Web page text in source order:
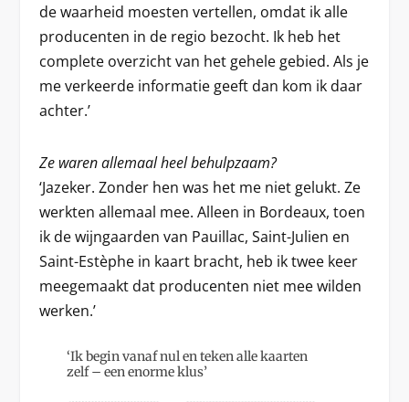
de waarheid moesten vertellen, omdat ik alle
producenten in de regio bezocht. Ik heb het
complete overzicht van het gehele gebied. Als je
me verkeerde informatie geeft dan kom ik daar
achter.’
Ze waren allemaal heel behulpzaam?
‘Jazeker. Zonder hen was het me niet gelukt. Ze
werkten allemaal mee. Alleen in Bordeaux, toen
ik de wijngaarden van Pauillac, Saint-Julien en
Saint-Estèphe in kaart bracht, heb ik twee keer
meegemaakt dat producenten niet mee wilden
werken.’
‘Ik begin vanaf nul en teken alle kaarten
zelf – een enorme klus’